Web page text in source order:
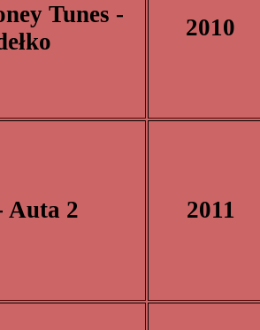
Tunes -
2010
Auta 2 2011